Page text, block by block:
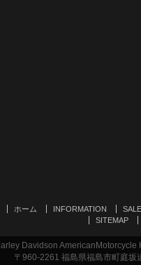
ホーム INFORMATION
SALE
SITEMAP
Davidson
〒960-2261 福島県福島市町庭